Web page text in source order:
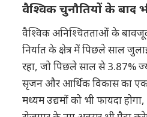
वैश्विक चुनौतियों के बाद
वैश्विक अनिश्चितताओं के
निर्यात के क्षेत्र में पिछले साल
रहा, जो पिछले साल से 3.87%
सृजन और आर्थिक विकास का एक
मध्यम उद्यमों को भी फायदा